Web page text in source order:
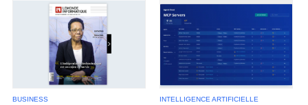
BUSINESS INTELLIGENCE ARTIFICIELLE